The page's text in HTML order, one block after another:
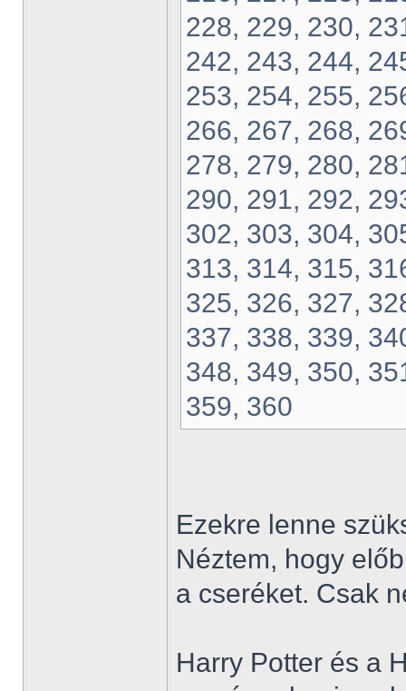
228, 229, 230,
242, 243, 244,
253, 254, 255,
266, 267, 268,
278, 279, 280,
290, 291, 292,
302, 303, 304,
313, 314, 315,
325, 326, 327,
337, 338, 339,
348, 349, 350,
359, 360
Ezekre lenne
Néztem, hogy
a cseréket. Csak
Harry Potter és a